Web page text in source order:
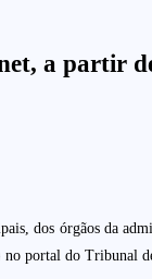
a partir
dos órgãos da
no portal do Tribunal